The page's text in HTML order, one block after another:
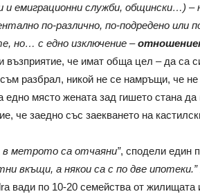
и емиграционни служби, общински…)
по-различно, по-подредено
но… с едно изключение –
възприятие, че имат обща цел – да са
разбрал, никой не се намръщи, че
едно място жената зад гишето стана
че заедно със заекването на
в метрото са отчаяни”, сподели един
вкъщи, а някои са с по две ипотеки.”
вади по 10-20 семейства от